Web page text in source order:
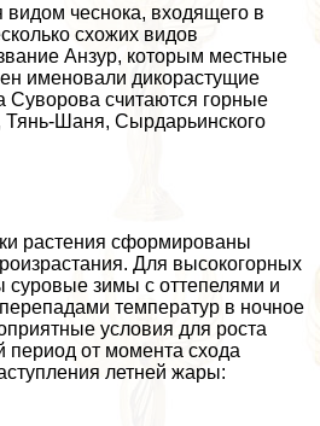
видом чеснока, входящего в
схожих видов
Анзур, которым местные
именовали дикорастущие
Суворова считаются горные
Шаня, Сырдарьинского
растения сформированы
Для высокогорных
суровые зимы с оттепелями и
температур в ночное
условия для роста
период от момента схода
летней жары: